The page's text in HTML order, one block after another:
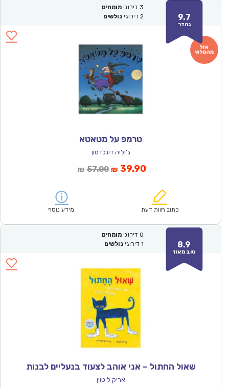
9.7
נהדר
3 דירוגי מומחים
2 דירוגי גולשים
טרמפ על מטאטא
ג'וליה דונלדסון
₪ 57.00המחיר
₪57.00.
₪ 39.90המחיר
הוא:
כתוב חוות דעת מידע נוסף
8.9
טוב מאוד
0 דירוגי מומחים
1 דירוגי גולשים
שאול החתול – אני אוהב לצעוד בנעליים לבנות
אריק ליטוין